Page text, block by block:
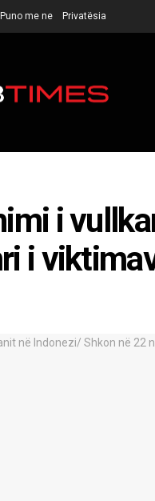
Puno me ne Privatësia
i
i